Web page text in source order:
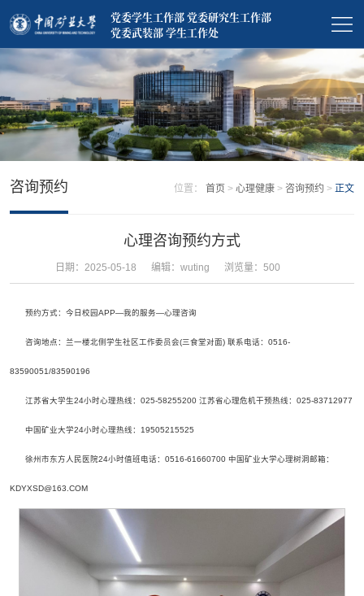
党委学生工作部 党委研究生工作部
党委武装部 学生工作处
咨询预约 位置：首页 >心理健康 >咨询预约 > 正文
心理咨询预约方式
日期：2025-05-18 编辑：wuting 浏览量： 500
预约方式：今日校园APP—我的服务—心理咨询
咨询地点：兰一楼北侧学生社区工作委员会(三食堂对面) 联系电话：0516-
83590051/83590196
江苏省大学生24小时心理热线：025-58255200 江苏省心理危机干预热线：025-83712977
中国矿业大学24小时心理热线：19505215525
徐州市东方人民医院24小时值班电话：0516-61660700 中国矿业大学心理树洞邮箱：
KDYXSD@163.COM